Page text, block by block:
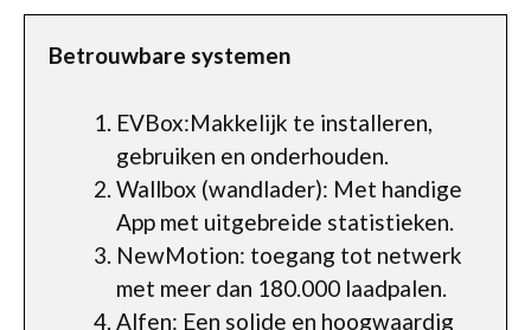
Betrouwbare systemen
EVBox:Makkelijk te installeren,
gebruiken en onderhouden.
Wallbox (wandlader): Met handige
App met uitgebreide statistieken.
NewMotion: toegang tot netwerk
met meer dan 180.000 laadpalen.
Alfen: Een solide en hoogwaardig